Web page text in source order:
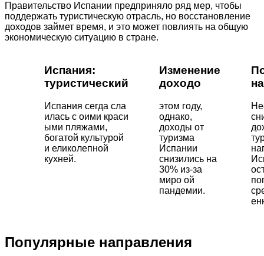
Правительство Испании предприняло ряд мер, чтобы
поддержать туристическую отрасль, но восстановление
доходов займет время, и это может повлиять на общую
экономическую ситуацию в стране.
Испания:
туристический
Испания сегда сла
илась с оими краси
ыми пляжами,
богатой культурой
и еликолепной
кухней.
Изменение
доходо
этом году,
однако,
доходы от
туризма
Испании
снизились на
30% из-за
миро ой
пандемии.
Популярные направления